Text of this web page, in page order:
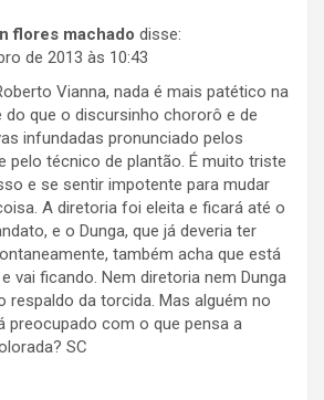
flores machado disse:
de 2013 às 10:43
Vianna, nada é mais patético na
do que o discursinho chororô e de
infundadas pronunciado pelos
pelo técnico de plantão. É muito triste
e se sentir impotente para mudar
A diretoria foi eleita e ficará até o
e o Dunga, que já deveria ter
também acha que está
vai ficando. Nem diretoria nem Dunga
respaldo da torcida. Mas alguém no
preocupado com o que pensa a
SC